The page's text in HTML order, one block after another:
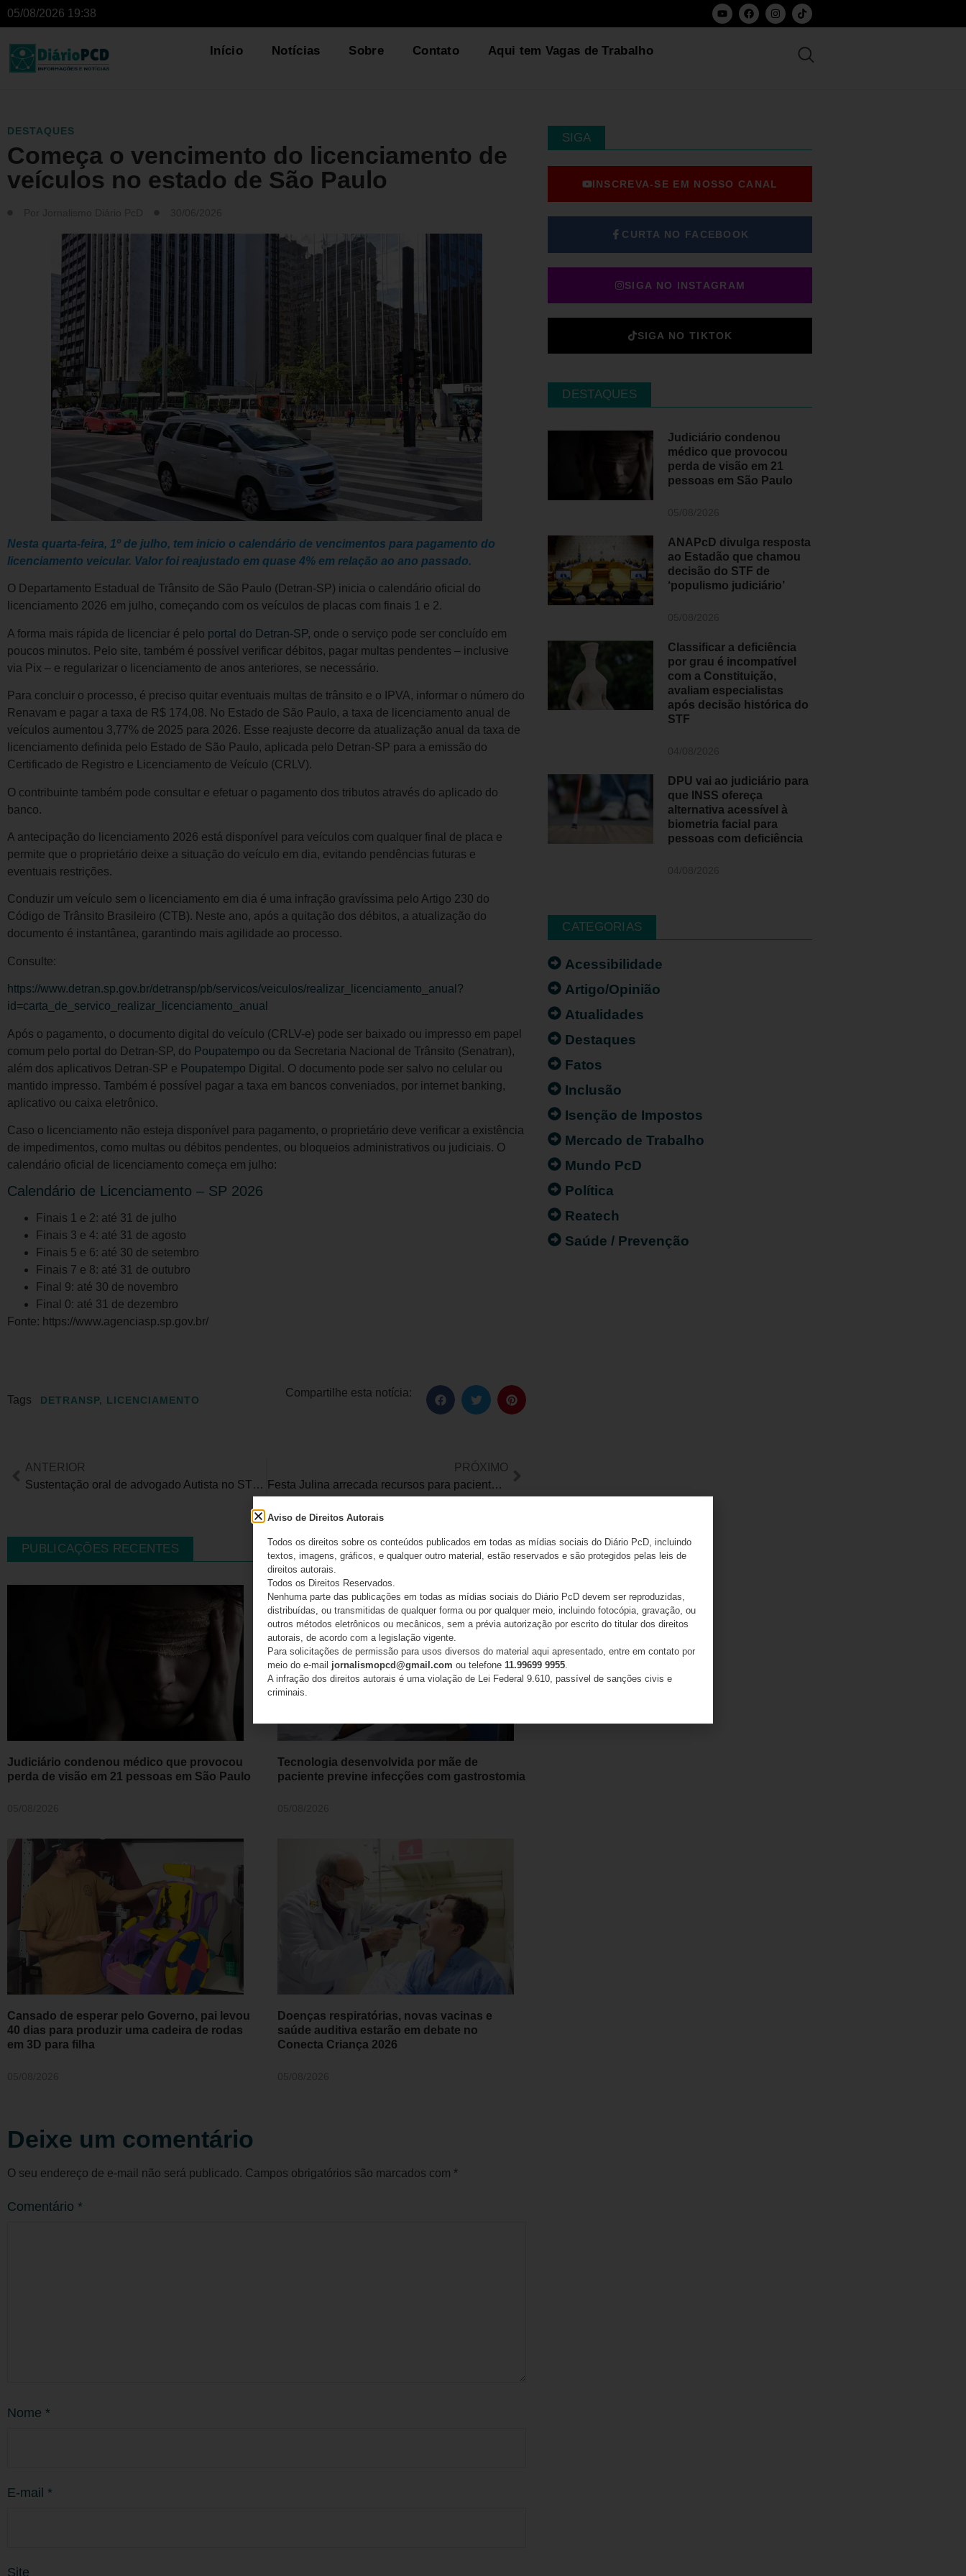
05/08/2026 19:38
Início Notícias Sobre Contato Aqui tem Vagas de Trabalho
DESTAQUES
Começa o vencimento do licenciamento de
veículos no estado de São Paulo
Nesta quarta-feira, 1º de julho, tem inicio o calendário de vencimentos para pagamento do
licenciamento veicular. Valor foi reajustado em quase 4% em relação ao ano passado.
O Departamento Estadual de Trânsito de São Paulo (Detran-SP) inicia o calendário oficial do
licenciamento 2026 em julho, começando com os veículos de placas com finais 1 e 2.
A forma mais rápida de licenciar é pelo portal do Detran-SP, onde o serviço pode ser concluído em
poucos minutos. Pelo site, também é possível verificar débitos, pagar multas pendentes – inclusive
via Pix – e regularizar o licenciamento de anos anteriores, se necessário.
Para concluir o processo, é preciso quitar eventuais multas de trânsito e o IPVA, informar o número do
Renavam e pagar a taxa de R$ 174,08. No Estado de São Paulo, a taxa de licenciamento anual de
veículos aumentou 3,77% de 2025 para 2026. Esse reajuste decorre da atualização anual da taxa de
licenciamento definida pelo Estado de São Paulo, aplicada pelo Detran-SP para a emissão do
Certificado de Registro e Licenciamento de Veículo (CRLV).
O contribuinte também pode consultar e efetuar o pagamento dos tributos através do aplicado do
banco.
A antecipação do licenciamento 2026 está disponível para veículos com qualquer final de placa e
permite que o proprietário deixe a situação do veículo em dia, evitando pendências futuras e
eventuais restrições.
Conduzir um veículo sem o licenciamento em dia é uma infração gravíssima pelo Artigo 230 do
Código de Trânsito Brasileiro (CTB). Neste ano, após a quitação dos débitos, a atualização do
documento é instantânea, garantindo mais agilidade ao processo.
Consulte:
https://www.detran.sp.gov.br/detransp/pb/servicos/veiculos/realizar_licenciamento_anual?
id=carta_de_servico_realizar_licenciamento_anual
Após o pagamento, o documento digital do veículo (CRLV-e) pode ser baixado ou impresso em papel
comum pelo portal do Detran-SP, do Poupatempo ou da Secretaria Nacional de Trânsito (Senatran),
além dos aplicativos Detran-SP e Poupatempo Digital. O documento pode ser salvo no celular ou
mantido impresso. Também é possível pagar a taxa em bancos conveniados, por internet banking,
aplicativo ou caixa eletrônico.
Caso o licenciamento não esteja disponível para pagamento, o proprietário deve verificar a existência
de impedimentos, como multas ou débitos pendentes, ou bloqueios administrativos ou judiciais. O
calendário oficial de licenciamento começa em julho:
Calendário de Licenciamento – SP 2026
Finais 1 e 2: até 31 de julho
Finais 3 e 4: até 31 de agosto
Finais 5 e 6: até 30 de setembro
Finais 7 e 8: até 31 de outubro
Final 9: até 30 de novembro
Final 0: até 31 de dezembro
Fonte: https://www.agenciasp.sp.gov.br/
Tags DETRANSP, LICENCIAMENTO
Compartilhe esta notícia:
ANTERIOR
Sustentação oral de advogado Autista no STF repercute em todo Brasil
PRÓXIMO
Festa Julina arrecada recursos para pacientes com paralisia cerebral grave
PUBLICAÇÕES RECENTES
Judiciário condenou médico que provocou
perda de visão em 21 pessoas em São Paulo
Tecnologia desenvolvida por mãe de
paciente previne infecções com gastrostomia
Cansado de esperar pelo Governo, pai levou
40 dias para produzir uma cadeira de rodas
em 3D para filha
Doenças respiratórias, novas vacinas e
saúde auditiva estarão em debate no
Conecta Criança 2026
Deixe um comentário
O seu endereço de e-mail não será publicado. Campos obrigatórios são marcados com *
Comentário *
Nome *
E-mail *
Site
SIGA
INSCREVA-SE EM NOSSO CANAL
CURTA NO FACEBOOK
SIGA NO INSTAGRAM
SIGA NO TIKTOK
DESTAQUES
Judiciário condenou
médico que provocou
perda de visão em 21
pessoas em São Paulo
ANAPcD divulga resposta
ao Estadão que chamou
decisão do STF de
‘populismo judiciário’
Classificar a deficiência
por grau é incompatível
com a Constituição,
avaliam especialistas
após decisão histórica do
STF
DPU vai ao judiciário para
que INSS ofereça
alternativa acessível à
biometria facial para
pessoas com deficiência
CATEGORIAS
Acessibilidade
Artigo/Opinião
Atualidades
Destaques
Fatos
Inclusão
Isenção de Impostos
Mercado de Trabalho
Mundo PcD
Política
Reatech
Saúde / Prevenção
Aviso de Direitos Autorais
Todos os direitos sobre os conteúdos publicados em todas as mídias sociais do Diário PcD, incluindo
textos, imagens, gráficos, e qualquer outro material, estão reservados e são protegidos pelas leis de
direitos autorais.
Todos os Direitos Reservados.
Nenhuma parte das publicações em todas as mídias sociais do Diário PcD devem ser reproduzidas,
distribuídas, ou transmitidas de qualquer forma ou por qualquer meio, incluindo fotocópia, gravação, ou
outros métodos eletrônicos ou mecânicos, sem a prévia autorização por escrito do titular dos direitos
autorais, de acordo com a legislação vigente.
Para solicitações de permissão para usos diversos do material aqui apresentado, entre em contato por
meio do e-mail jornalismopcd@gmail.com ou telefone 11.99699 9955
A infração dos direitos autorais é uma violação de Lei Federal 9.610, passível de sanções civis e
criminais.